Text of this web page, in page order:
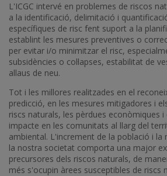
L'ICGC intervé en problemes de riscos
a la identificació, delimitació i
específiques de risc fent suport a la
establint les mesures preventives o
per evitar i/o minimitzar el risc,
subsidències o col·lapses, estabilitat de
allaus de neu.
Tot i les millores realitzades en el
predicció, en les mesures mitigadores i
riscs naturals, les pèrdues econòmiques
impacte en les comunitats al llarg del
ambiental. L'increment de la població i
la nostra societat comporta una major
precursores dels riscos naturals, de
més s'ocupin àrees susceptibles de riscs